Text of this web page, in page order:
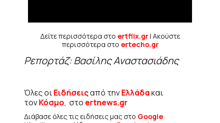
Δείτε περισσότερα στο ertflix.gr| Ακούστε
περισσότερα στο ertecho.gr
Ρεπορτάζ: Βασίλης Αναστασιάδης
Όλες οιΕιδήσειςαπό τηνΕλλάδακαι
τονΚόσμο, στο ertnews.gr
Διάβασε όλες τις ειδήσεις μας στο Google